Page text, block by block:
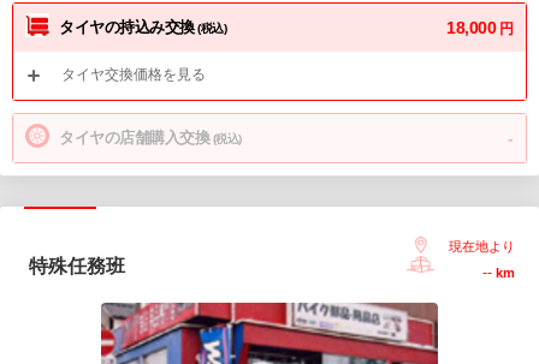
タイヤの持込み交換(税込) 18,000 円
タイヤ交換価格を見る
タイヤの店舗購入交換(税込) -
特殊任務班
現在地より
-- km